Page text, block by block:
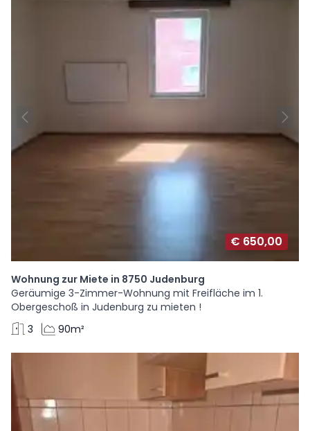
€ 650,00
Wohnung zur Miete in 8750 Judenburg
Geräumige 3-Zimmer-Wohnung mit Freifläche im 1.
Obergeschoß in Judenburg zu mieten !
3
90m²